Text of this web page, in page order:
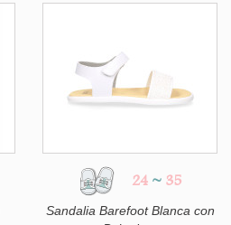
24 ~ 35
Sandalia Barefoot Blanca con